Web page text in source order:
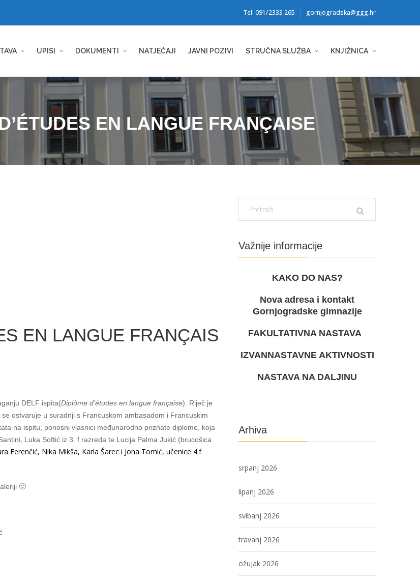
Tel: 091/2333 265 gornjogradska@ggg.hr
UPISI DOKUMENTI NATJEČAJI JAVNI POZIVI STRUČNA SLUŽBA KNJIŽNICA
EN LANGUE FRANÇAISE
EN LANGUE FRANÇAIS
DELF ispita(Diplôme d’études en langue française). Riječ je
ostvaruje u suradnji s Francuskom ambasadom i Francuskim
na ispitu, ponosni vlasnici međunarodno priznate diplome, koja
Luka Softić iz 3. f razreda te Lucija Palma Jukić (brucošica
Ferenčić, Nika Mikša, Karla Šarec i Jona Tomić, učenice 4.f
🙂
Važnije informacije
KAKO DO NAS?
Nova adresa i kontakt
Gornjogradske gimnazije
FAKULTATIVNA NASTAVA
IZVANNASTAVNE AKTIVNOSTI
NASTAVA NA DALJINU
Arhiva
srpanj 2026
lipanj 2026
svibanj 2026
travanj 2026
ožujak 2026